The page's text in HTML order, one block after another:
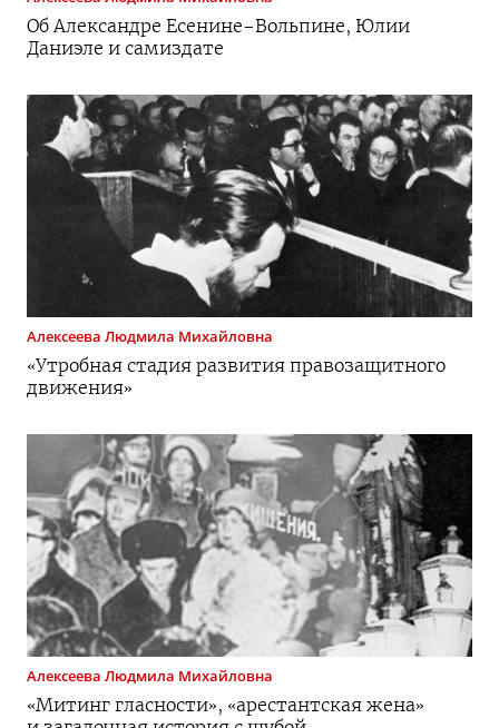
Об Александре Есенине-Вольпине, Юлии
Даниэле и самиздате
Алексеева Людмила Михайловна
«Утробная стадия развития правозащитного
движения»
Алексеева Людмила Михайловна
«Митинг гласности», «арестантская жена»